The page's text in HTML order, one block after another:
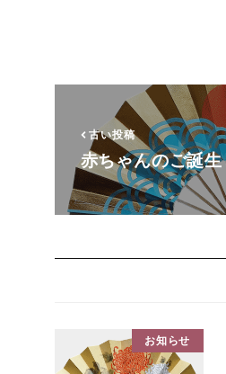
古い投稿
赤ちゃんのご誕生
お知らせ